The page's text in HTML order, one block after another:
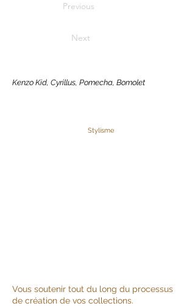
Previous
Next
Kenzo Kid, Cyrillus, Pomecha, Bomolet
Stylisme
Vous soutenir tout du long du processus
de création de vos collections.